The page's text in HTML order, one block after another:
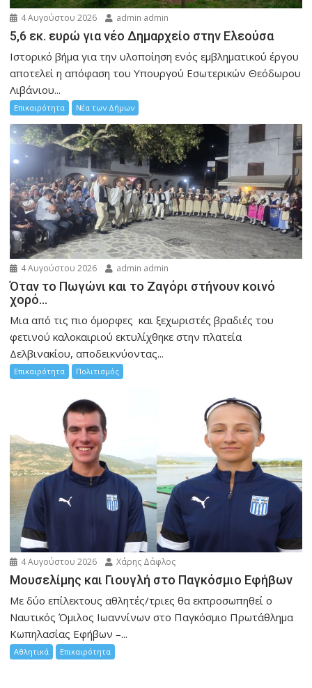
4 Αυγούστου 2026 admin admin
5,6 εκ. ευρώ για νέο Δημαρχείο στην Ελεούσα
Ιστορικό βήμα για την υλοποίηση ενός εμβληματικού έργου
αποτελεί η απόφαση του Υπουργού Εσωτερικών Θεόδωρου
Λιβάνιου...
Επικαιρότητα Νέα των Δήμων
4 Αυγούστου 2026 admin admin
Όταν το Πωγώνι και το Ζαγόρι στήνουν κοινό
χορό…
Μια από τις πιο όμορφες και ξεχωριστές βραδιές του
φετινού καλοκαιριού εκτυλίχθηκε στην πλατεία
Δελβινακίου, αποδεικνύοντας...
Επικαιρότητα Πολιτισμός
4 Αυγούστου 2026 Χάρης Δάφλος
Μουσελίμης και Γιουγλή στο Παγκόσμιο Εφήβων
Mε δύο επίλεκτους αθλητές/τριες θα εκπροσωπηθεί ο
Ναυτικός Όμιλος Ιωαννίνων στο Παγκόσμιο Πρωτάθλημα
Κωπηλασίας Εφήβων –...
Αθλητικά Επικαιρότητα